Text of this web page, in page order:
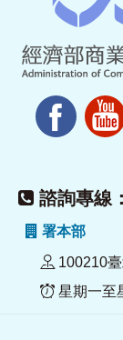
諮詢專線
署本部
100210
星期一至